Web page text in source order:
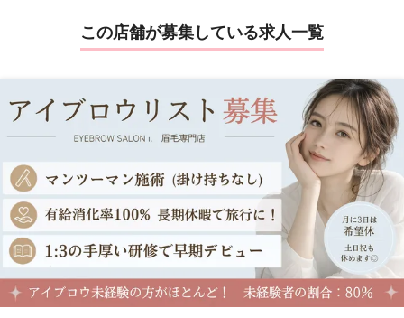
この店舗が募集している求人一覧